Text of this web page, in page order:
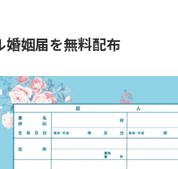
婚姻届を無料配布